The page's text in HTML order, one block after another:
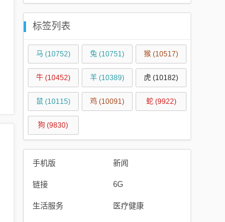
家解读解释与落实
标签列表
马 (10752) 兔 (10751) 猴 (10517)
牛(10452) 羊 (10389) 虎 (10182)
鼠(10115) 鸡 (10091) 蛇(9922)
狗 (9830)
手机版 新闻
链接 6G
生活服务 医疗健康